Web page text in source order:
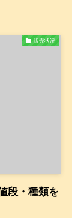
販売状況
段・種類を